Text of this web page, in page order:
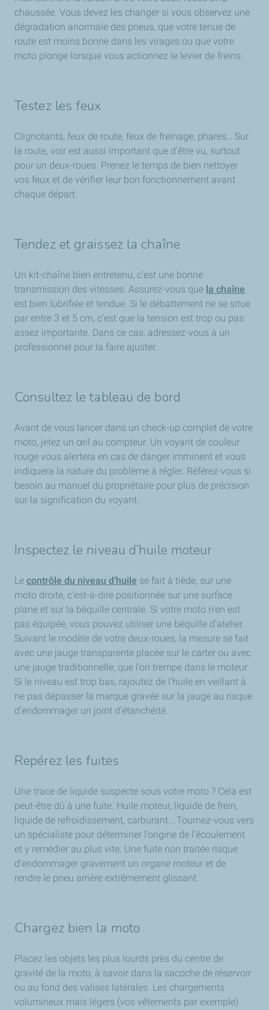
chaussée. Vous devez les changer si vous observez une
dégradation anormale des pneus, que votre tenue de
route est moins bonne dans les virages ou que votre
moto plonge lorsque vous actionnez le levier de freins.
Testez les feux
Clignotants, feux de route, feux de freinage, phares… Sur
la route, voir est aussi important que d’être vu, surtout
pour un deux-roues. Prenez le temps de bien nettoyer
vos feux et de vérifier leur bon fonctionnement avant
chaque départ.
Tendez et graissez la chaîne
Un kit-chaîne bien entretenu, c’est une bonne
transmission des vitesses. Assurez-vous que la chaîne
est bien lubrifiée et tendue. Si le débattement ne se situe
par entre 3 et 5 cm, c’est que la tension est trop ou pas
assez importante. Dans ce cas, adressez-vous à un
professionnel pour la faire ajuster.
Consultez le tableau de bord
Avant de vous lancer dans un check-up complet de votre
moto, jetez un œil au compteur. Un voyant de couleur
rouge vous alertera en cas de danger imminent et vous
indiquera la nature du problème à régler. Référez-vous si
besoin au manuel du propriétaire pour plus de précision
sur la signification du voyant.
Inspectez le niveau d’huile moteur
Le contrôle du niveau d’huile se fait à tiède, sur une
moto droite, c'est-à-dire positionnée sur une surface
plane et sur la béquille centrale. Si votre moto n’en est
pas équipée, vous pouvez utiliser une béquille d’atelier.
Suivant le modèle de votre deux-roues, la mesure se fait
avec une jauge transparente placée sur le carter ou avec
une jauge traditionnelle, que l’on trempe dans le moteur.
Si le niveau est trop bas, rajoutez de l’huile en veillant à
ne pas dépasser la marque gravée sur la jauge au risque
d’endommager un joint d’étanchéité.
Repérez les fuites
Une trace de liquide suspecte sous votre moto ? Cela est
peut-être dû à une fuite. Huile moteur, liquide de frein,
liquide de refroidissement, carburant… Tournez-vous vers
un spécialiste pour déterminer l’origine de l’écoulement
et y remédier au plus vite. Une fuite non traitée risque
d’endommager gravement un organe moteur et de
rendre le pneu arrière extrêmement glissant.
Chargez bien la moto
Placez les objets les plus lourds près du centre de
gravité de la moto, à savoir dans la sacoche de réservoir
ou au fond des valises latérales. Les chargements
volumineux mais légers (vos vêtements par exemple)